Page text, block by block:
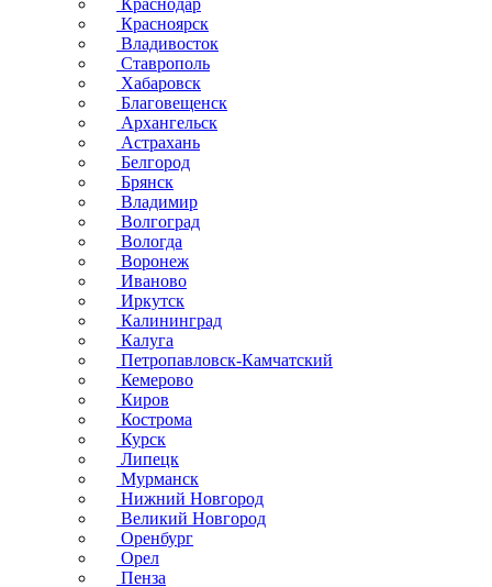
Краснодар
Красноярск
Владивосток
Ставрополь
Хабаровск
Благовещенск
Архангельск
Астрахань
Белгород
Брянск
Владимир
Волгоград
Вологда
Воронеж
Иваново
Иркутск
Калининград
Калуга
Петропавловск-Камчатский
Кемерово
Киров
Кострома
Курск
Липецк
Мурманск
Нижний Новгород
Великий Новгород
Оренбург
Орел
Пенза